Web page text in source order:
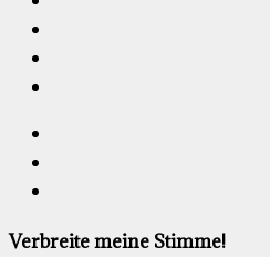
Verbreite meine Stimme!